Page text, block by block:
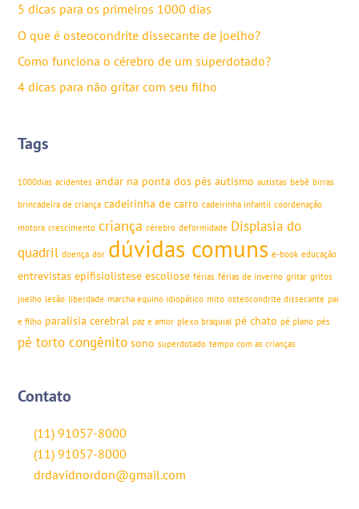
5 dicas para os primeiros 1000 dias
O que é osteocondrite dissecante de joelho?
Como funciona o cérebro de um superdotado?
4 dicas para não gritar com seu filho
Tags
1000dias acidentes andar na ponta dos pés autismo autistas bebê birras
brincadeira de criança cadeirinha de carro cadeirinha infantil coordenação
motora crescimento criança cérebro deformidade Displasia do
quadril doença dor dúvidas comuns e-book educação
entrevistas epifisiolistese escoliose férias férias de inverno gritar gritos
joelho lesão liberdade marcha equino idiopático mito osteocondrite dissecante pai
e filho paralisia cerebral paz e amor plexo braquial pé chato pé plano pés
pé torto congênito sono superdotado tempo com as crianças
Contato
(11) 91057-8000
(11) 91057-8000
drdavidnordon@gmail.com